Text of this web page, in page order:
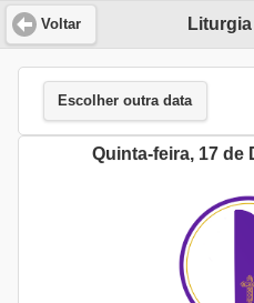
Voltar
Escolher outra data
Quinta-feira, 17 de